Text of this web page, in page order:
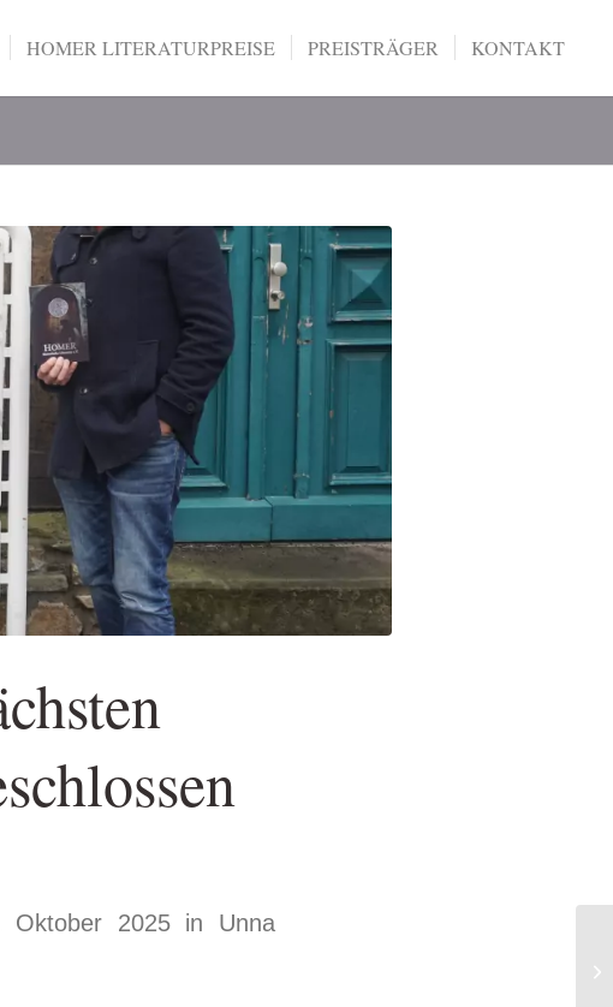
HOMER LITERATURPREISE PREISTRÄGER KONTAKT
Oktober 2025 in Unna